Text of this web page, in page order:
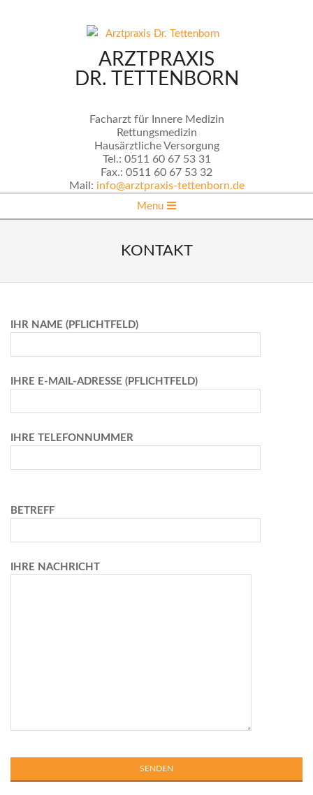
ARZTPRAXIS
DR. TETTENBORN
Facharzt für Innere Medizin
Rettungsmedizin
Hausärztliche Versorgung
Tel.: 0511 60 67 53 31
Fax.: 0511 60 67 53 32
Mail: info@arztpraxis-tettenborn.de
Navigation
Menu
KONTAKT
IHR NAME (PFLICHTFELD)
IHRE E-MAIL-ADRESSE (PFLICHTFELD)
IHRE TELEFONNUMMER
BETREFF
IHRE NACHRICHT